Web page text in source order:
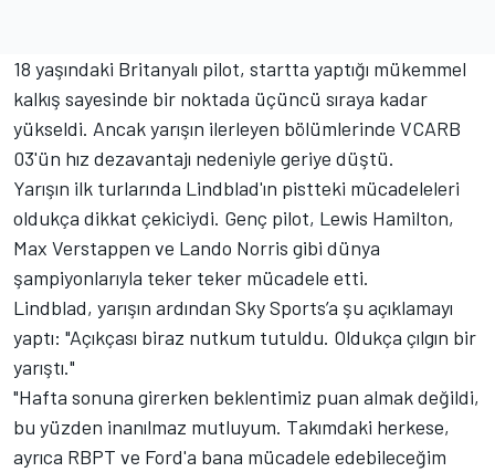
18 yaşındaki Britanyalı pilot, startta yaptığı mükemmel
kalkış sayesinde bir noktada üçüncü sıraya kadar
yükseldi. Ancak yarışın ilerleyen bölümlerinde VCARB
03'ün hız dezavantajı nedeniyle geriye düştü.
Yarışın ilk turlarında Lindblad'ın pistteki mücadeleleri
oldukça dikkat çekiciydi. Genç pilot, Lewis Hamilton,
Max Verstappen ve Lando Norris gibi dünya
şampiyonlarıyla teker teker mücadele etti.
Lindblad, yarışın ardından Sky Sports’a şu açıklamayı
yaptı: "Açıkçası biraz nutkum tutuldu. Oldukça çılgın bir
yarıştı."
"Hafta sonuna girerken beklentimiz puan almak değildi,
bu yüzden inanılmaz mutluyum. Takımdaki herkese,
ayrıca RBPT ve Ford'a bana mücadele edebileceğim